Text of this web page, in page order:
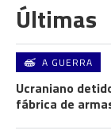
Últimas
A GUERRA
Ucraniano
fábrica de